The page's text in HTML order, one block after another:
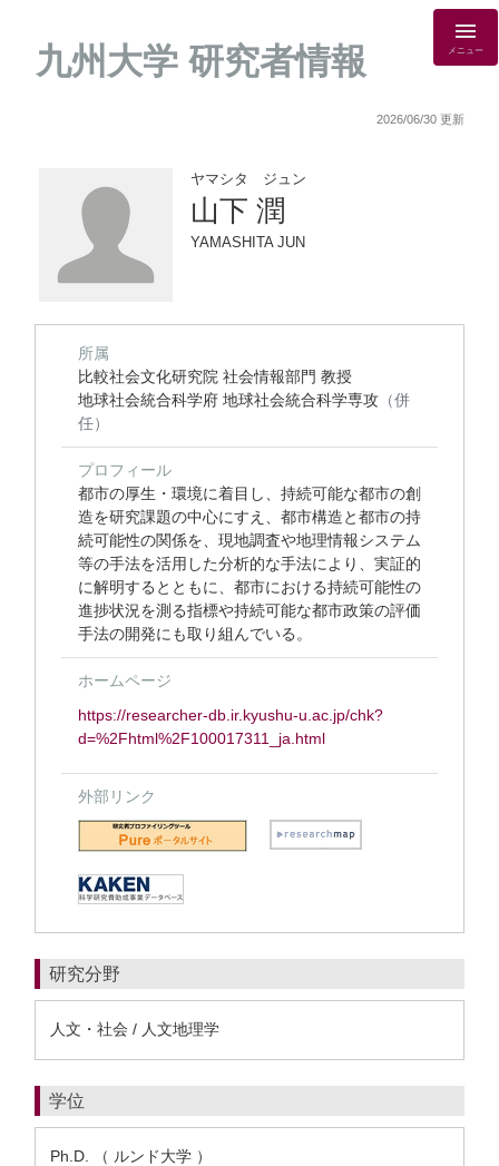
九州大学 研究者情報 メニュー
2026/06/30 更新
ヤマシタ ジュン
山下 潤
YAMASHITA JUN
所属
比較社会文化研究院 社会情報部門 教授
地球社会統合科学府 地球社会統合科学専攻 （併
任）
プロフィール
都市の厚生・環境に着目し、持続可能な都市の創
造を研究課題の中心にすえ、都市構造と都市の持
続可能性の関係を、現地調査や地理情報システム
等の手法を活用した分析的な手法により、実証的
に解明するとともに、都市における持続可能性の
進捗状況を測る指標や持続可能な都市政策の評価
手法の開発にも取り組んでいる。
ホームページ
https://researcher-db.ir.kyushu-u.ac.jp/chk?
d=%2Fhtml%2F100017311_ja.html
外部リンク
研究分野
人文・社会 / 人文地理学
学位
Ph.D. （ ルンド大学 ）